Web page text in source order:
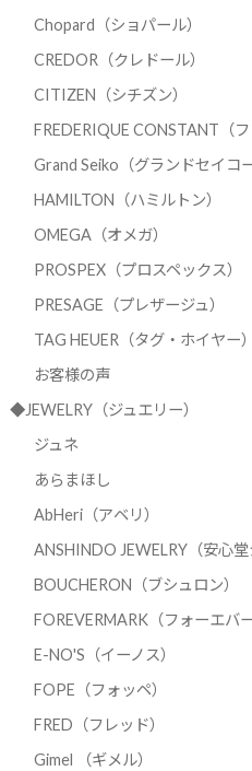
Chopard（ショパール）
CREDOR（クレドール）
CITIZEN（シチズン）
FREDERIQUE CONSTANT（
Grand Seiko（グランドセイコー
HAMILTON（ハミルトン）
OMEGA（オメガ）
PROSPEX（プロスペックス）
PRESAGE（プレザージュ）
TAG HEUER（タグ・ホイヤー）
お客様の声
◆JEWELRY（ジュエリー）
ジュネ
あらまほし
AbHeri（アベリ）
ANSHINDO JEWELRY（安心堂
BOUCHERON（ブシュロン）
FOREVERMARK（フォーエバ
E-NO'S（イーノス）
FOPE（フォッペ）
FRED（フレッド）
Gimel （ギメル）